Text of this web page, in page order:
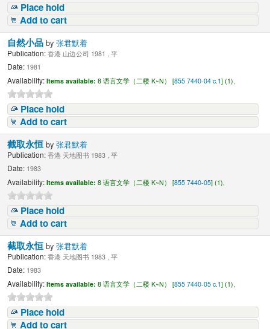
Place hold
Add to cart
自然小品by张君默着
Publication: 香港 山边公司 1981 , 平
Date: 1981
Availability: Items available: 8 语言文学（二楼 K~N） [855 7440-04 c.1] (1),
Place hold
Add to cart
截取永恒by张君默着
Publication: 香港 天地图书 1983 , 平
Date: 1983
Availability: Items available: 8 语言文学（二楼 K~N） [855 7440-05] (1),
Place hold
Add to cart
截取永恒by张君默着
Publication: 香港 天地图书 1983 , 平
Date: 1983
Availability: Items available: 8 语言文学（二楼 K~N） [855 7440-05 c.1] (1),
Place hold
Add to cart